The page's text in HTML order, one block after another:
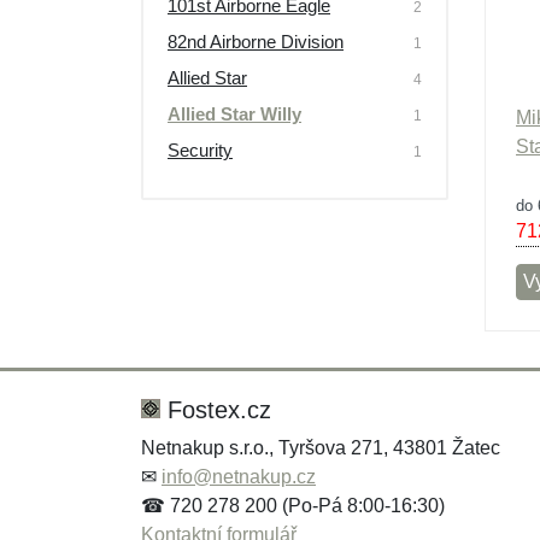
Výprodej
101st Airborne Eagle 2
82nd Airborne Division 1
Allied Star 4
Allied Star Willy 1
Security 1
do
Fostex.cz
Netnakup s.r.o., Tyršova 271, 43801 Žatec
✉ info@netnakup.cz
☎ 720 278 200 (Po-Pá 8:00-16:30)
Kontaktní formulář